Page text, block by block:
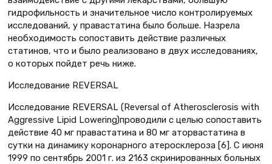
гидрофильность и значительное число контролируемых
исследований, у правастатина было больше. Назрела
необходимость сопоставить действие различных
статинов, что и было реализовано в двух исследованиях,
о которых пойдет речь ниже.
Исследование REVERSAL
Исследование REVERSAL (Reversal of Atherosclerosis with
Aggressive Lipid Lowering)проводили с целью сопоставить
действие 40 мг правастатина и 80 мг аторвастатина в
сутки на динамику коронарного атеросклероза [6]. С июня
1999 по сентябрь 2001 г. из 2163 скринированных больных